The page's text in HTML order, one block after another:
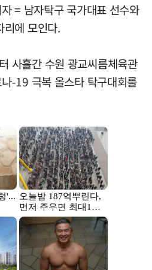
= 남자탁구 국가대표 선수와
리에 모인다.
사흘간 수원 광교씨름체육관
-19 극복 올스타 탁구대회를